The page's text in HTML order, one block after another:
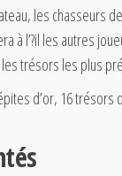
les
à l’?il les autres
trésors les plus
d’or, 16